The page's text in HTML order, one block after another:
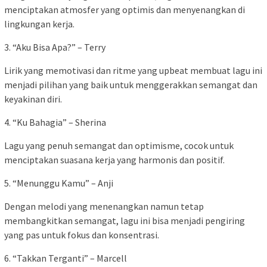
menciptakan atmosfer yang optimis dan menyenangkan di
lingkungan kerja.
3. “Aku Bisa Apa?” – Terry
Lirik yang memotivasi dan ritme yang upbeat membuat lagu ini
menjadi pilihan yang baik untuk menggerakkan semangat dan
keyakinan diri.
4. “Ku Bahagia” – Sherina
Lagu yang penuh semangat dan optimisme, cocok untuk
menciptakan suasana kerja yang harmonis dan positif.
5. “Menunggu Kamu” – Anji
Dengan melodi yang menenangkan namun tetap
membangkitkan semangat, lagu ini bisa menjadi pengiring
yang pas untuk fokus dan konsentrasi.
6. “Takkan Terganti” – Marcell